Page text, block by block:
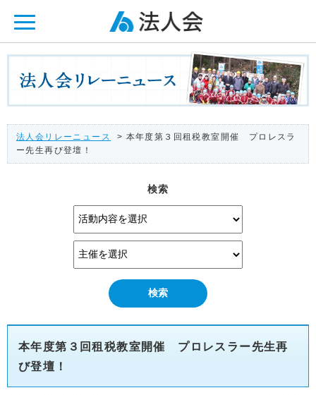
法人会リレーニュース
> 本年度第３回租税教室開催 プロレスラ
ー先生再び登壇！
検索
本年度第３回租税教室開催 プロレスラー先生再
び登壇！